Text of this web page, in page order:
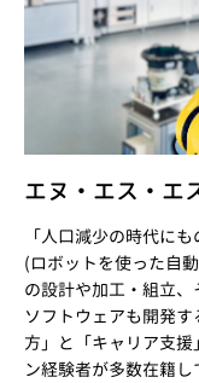
エヌ・エス・エ
「人口減少の時代に
(ロボットを使った自
の設計や加工・組立
ソフトウェアも開発
方」と「キャリア支
ン経験者が多数在籍